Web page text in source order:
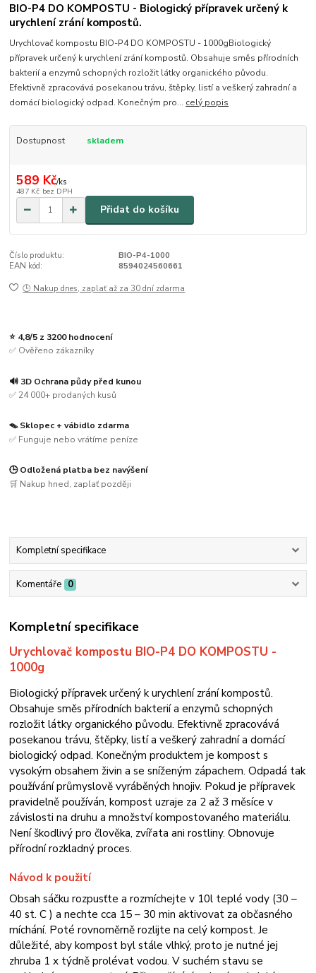
BIO-P4 DO KOMPOSTU - Biologický přípravek určený k
urychlení zrání kompostů.
Urychlovač kompostu BIO-P4 DO KOMPOSTU - 1000gBiologický
přípravek určený k urychlení zrání kompostů. Obsahuje směs přírodních
bakterií a enzymů schopných rozložit látky organického původu.
Efektivně zpracovává posekanou trávu, štěpky, listí a veškerý zahradní a
domácí biologický odpad. Konečným pro... celý popis
Dostupnost skladem
589 Kč/ks
487 Kč bez DPH
Přidat do košíku
Číslo produktu:
BIO-P4-1000
EAN kód:
8594024560661
🕒 Nakup dnes, zaplať až za 30 dní zdarma
⭐ 4,8/5 z 3200 hodnocení
✅ Ověřeno zákazníky
🔊 3D Ochrana půdy před kunou
✅ 24 000+ prodaných kusů
🪤 Sklopec + vábidlo zdarma
✅ Funguje nebo vrátíme peníze
🕒 Odložená platba bez navýšení
🛒 Nakup hned, zaplať později
Kompletní specifikace
Komentáře 0
Kompletní specifikace
Urychlovač kompostu BIO-P4 DO KOMPOSTU -
1000g
Biologický přípravek určený k urychlení zrání kompostů.
Obsahuje směs přírodních bakterií a enzymů schopných
rozložit látky organického původu. Efektivně zpracovává
posekanou trávu, štěpky, listí a veškerý zahradní a domácí
biologický odpad. Konečným produktem je kompost s
vysokým obsahem živin a se sníženým zápachem. Odpadá tak
používání průmyslově vyráběných hnojiv. Pokud je přípravek
pravidelně používán, kompost uzraje za 2 až 3 měsíce v
závislosti na druhu a množství kompostovaného materiálu.
Není škodlivý pro člověka, zvířata ani rostliny. Obnovuje
přírodní rozkladný proces.
Návod k použití
Obsah sáčku rozpusťte a rozmíchejte v 10l teplé vody (30 –
40 st. C ) a nechte cca 15 – 30 min aktivovat za občasného
míchání. Poté rovnoměrně rozlijte na celý kompost. Je
důležité, aby kompost byl stále vlhký, proto je nutné jej
zhruba 1 x týdně prolévat vodou. V suchém stavu se